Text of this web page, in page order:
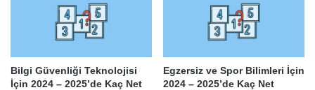
Bilgi Güvenliği Teknolojisi
İçin 2024 – 2025’de Kaç Net
Egzersiz ve Spor Bilimleri İçin
2024 – 2025’de Kaç Net